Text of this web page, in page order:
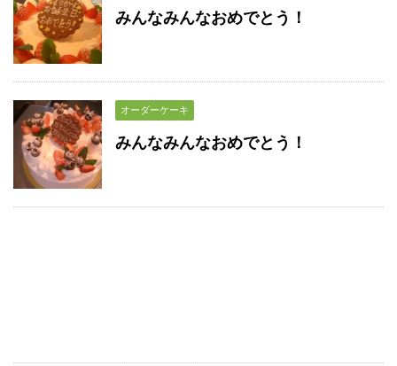
みんなみんなおめでとう！
オーダーケーキ
みんなみんなおめでとう！